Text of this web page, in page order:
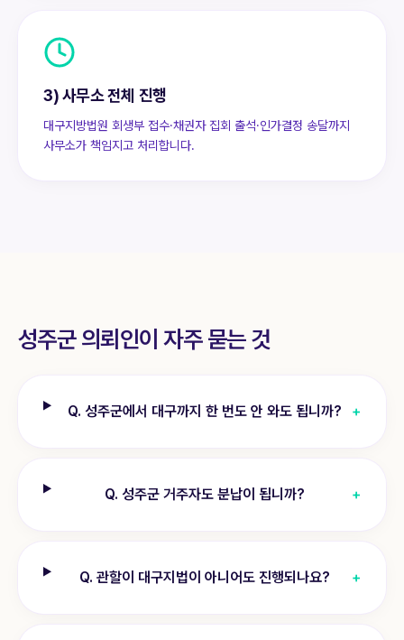
3) 사무소 전체 진행
대구지방법원 회생부 접수·채권자 집회 출석·인가결정 송달까지
사무소가 책임지고 처리합니다.
성주군의뢰인이 자주 묻는 것
Q.성주군에서 대구까지 한 번도 안 와도 됩니까? +
Q.성주군 거주자도 분납이 됩니까? +
Q.관할이 대구지법이 아니어도 진행되나요? +